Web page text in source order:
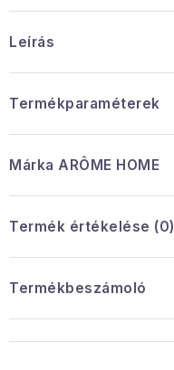
Leírás
Termékparaméterek
Márka ARÔME HOME
Termék értékelése (0)
Termékbeszámoló